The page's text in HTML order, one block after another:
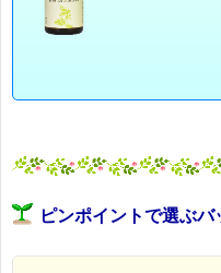
ピンポイントで選ぶ